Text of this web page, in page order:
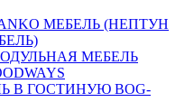
МЕБЕЛЬ (НЕПТУН
МЕБЕЛЬ
В ГОСТИНУЮ BOG-